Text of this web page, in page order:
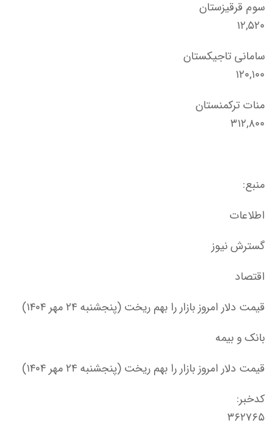
سوم قرقیزستان
۱۲,۵۲۰
سامانی تاجیکستان
۱۲۰,۱۰۰
منات ترکمنستان
۳۱۲,۸۰۰
منبع:
اطلاعات
گسترش نیوز
اقتصاد
قیمت دلار امروز بازار را بهم ریخت (پنجشنبه ۲۴ مهر ۱۴۰۴)
بانک و بیمه
قیمت دلار امروز بازار را بهم ریخت (پنجشنبه ۲۴ مهر ۱۴۰۴)
کدخبر:
۳۶۲۷۶۵